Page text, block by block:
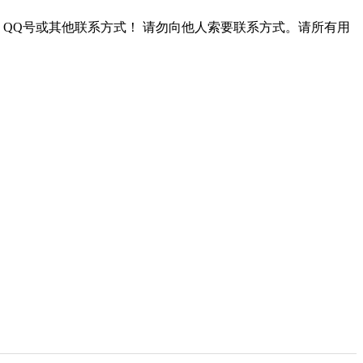
号或其他联系方式！ 请勿向他人索要联系方式。请所有用